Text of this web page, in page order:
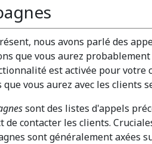
nous avons parlé des
que vous aurez
est activée pour votre
vous aurez avec les clients
sont des listes d'appels
de contacter les clients.
sont généralement axées